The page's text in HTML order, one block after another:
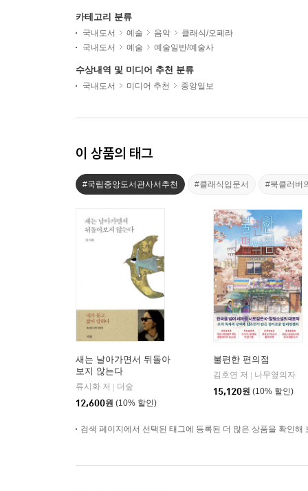
카테고리 분류
국내도서 예술 음악
클래식/오페라
국내도서
예술 예술일반/예술사
수상내역 및 미디어 추천 분류
국내도서 미디어 추천 중앙일보
이 상품의 태그
#국립중앙도서관사서추천 #클래식입문서 #북클러버
새는 날아가면서 뒤돌아
보지 않는다
류시화 저
더숲
12,600원 (10% 할인)
불편한 편의점
김호연 저
나무옆의자
15,120원 (10% 할인)
검색 페이지에서 선택된 태그에 등록된 더 많은 상품을 확인해